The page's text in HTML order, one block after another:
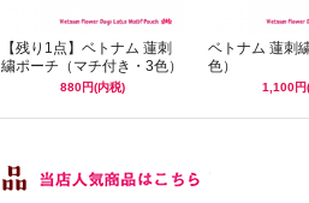
【残り1点】ベトナム 蓮刺
繍ポーチ（マチ付き・3色）
880円(内税)
ベトナム 蓮刺
色）
1,100円